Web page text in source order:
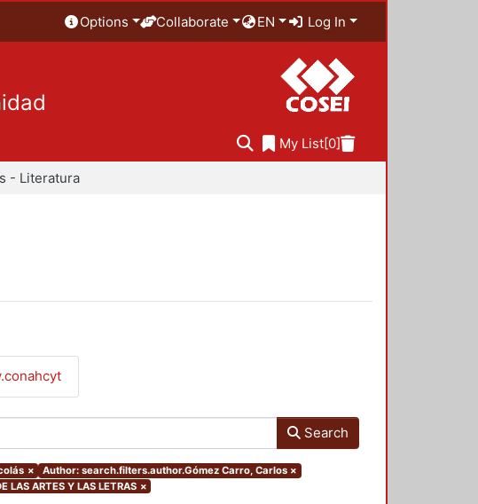
Options Collaborate EN Log In
My List[0]
- Literatura
Search
× Author: search.filters.author.Gómez Carro, Carlos ×
ARTES Y LAS LETRAS ×